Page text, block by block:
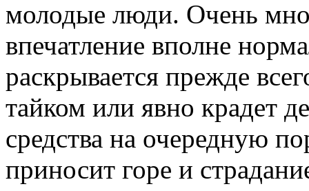
молодые люди. Очень
впечатление вполне
раскрывается прежде
тайком или явно крадет
средства на очередную
приносит горе и